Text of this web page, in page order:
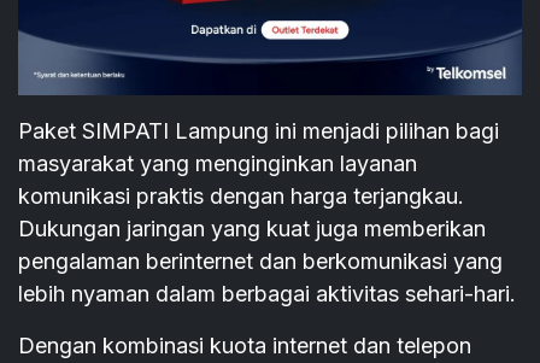
Paket SIMPATI Lampung ini menjadi pilihan bagi
masyarakat yang menginginkan layanan
komunikasi praktis dengan harga terjangkau.
Dukungan jaringan yang kuat juga memberikan
pengalaman berinternet dan berkomunikasi yang
lebih nyaman dalam berbagai aktivitas sehari-hari.
Dengan kombinasi kuota internet dan telepon